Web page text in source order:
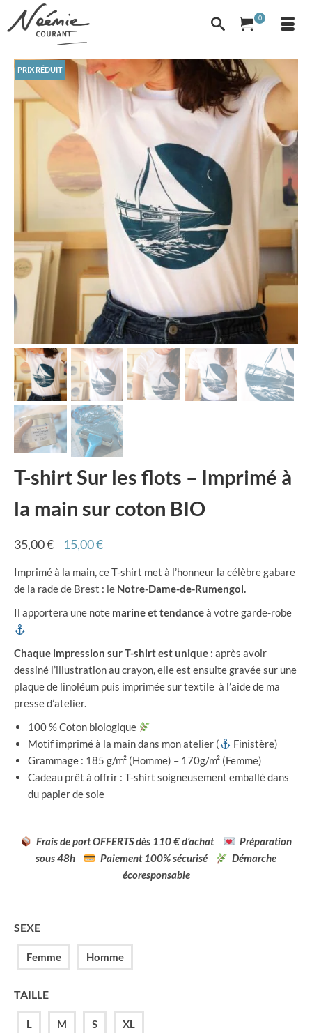
0
PRIX RÉDUIT
T-shirt Sur les flots – Imprimé à
la main sur coton BIO
35,00€
Le
initial
était :
35,00 €.
15,00€Le
actuel
est :
15,00 €.
Imprimé à la main, ce T-shirt met à l’honneur la célèbre gabare
de la rade de Brest : le Notre-Dame-de-Rumengol.
Il apportera une note marine et tendanceà votre garde-robe
Chaque impression sur T-shirt est unique : après avoir
dessiné l’illustration au crayon, elle est ensuite gravée sur une
plaque de linoléum puis imprimée sur textile à l’aide de ma
presse d’atelier.
100 % Coton biologique
Motif imprimé à la main dans mon atelier (
Finistère)
Grammage : 185 g/m² (Homme) – 170g/m² (Femme)
Cadeau prêt à offrir : T-shirt soigneusement emballé dans
du papier de soie
Frais de port OFFERTS dès 110 € d’achat
Préparation
sous 48h
Paiement 100% sécurisé
Démarche
écoresponsable
SEXE
Femme Homme
TAILLE
L M S XL